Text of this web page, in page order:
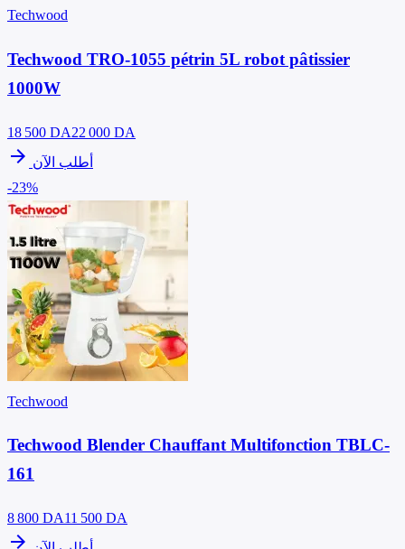
Techwood
Techwood TRO-1055 pétrin 5L robot pâtissier
1000W
18 500 DA22 000 DA
arrow_forward أطلب الآن
-23%
Techwood
Techwood Blender Chauffant Multifonction TBLC-
161
8 800 DA11 500 DA
arrow_forward